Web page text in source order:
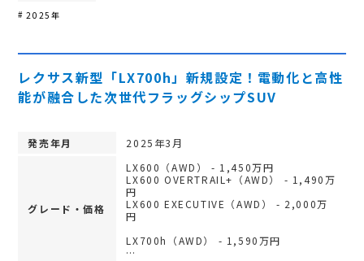
2025年
レクサス新型「LX700h」新規設定！電動化と高性
能が融合した次世代フラッグシップSUV
発売年月 2025年3月
グレード・価格
LX600（AWD） - 1,450万円
LX600 OVERTRAIL+（AWD） - 1,490万
円
LX600 EXECUTIVE（AWD） - 2,000万
円
LX700h（AWD） - 1,590万円
…